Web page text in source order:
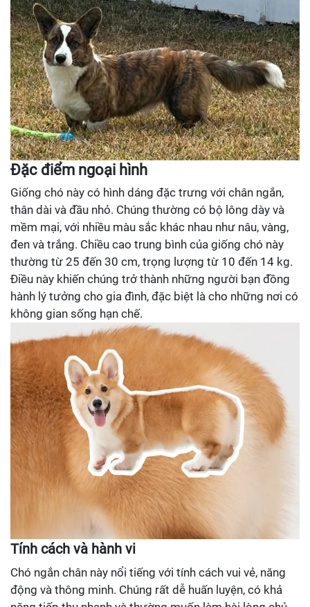
Đặc điểm ngoại hình
Giống chó này có hình dáng đặc trưng với chân ngắn,
thân dài và đầu nhỏ. Chúng thường có bộ lông dày và
mềm mại, với nhiều màu sắc khác nhau như nâu, vàng,
đen và trắng. Chiều cao trung bình của giống chó này
thường từ 25 đến 30 cm, trọng lượng từ 10 đến 14 kg.
Điều này khiến chúng trở thành những người bạn đồng
hành lý tưởng cho gia đình, đặc biệt là cho những nơi có
không gian sống hạn chế.
Tính cách và hành vi
Chó ngắn chân này nổi tiếng với tính cách vui vẻ, năng
động và thông minh. Chúng rất dễ huấn luyện, có khả